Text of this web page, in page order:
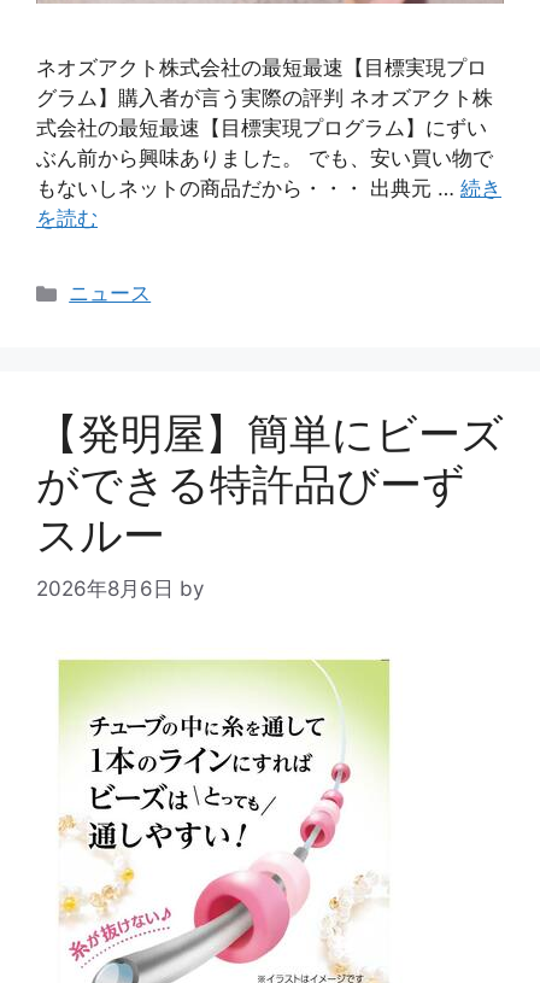
ネオズアクト株式会社の最短最速【目標実現プロ
グラム】購入者が言う実際の評判 ネオズアクト株
式会社の最短最速【目標実現プログラム】にずい
ぶん前から興味ありました。 でも、安い買い物で
もないしネットの商品だから・・・ 出典元 … 続き
を読む
カ
ー
ニュース
【発明屋】簡単にビーズ
ができる特許品びーず
スルー
2026年8月6日 by